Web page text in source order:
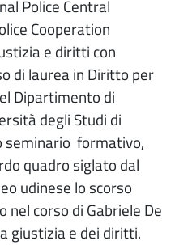
Police Central
Cooperation
e diritti con
di laurea in Diritto per
Dipartimento di
degli Studi di
seminario formativo,
quadro siglato dal
udinese lo scorso
corso di Gabriele De
giustizia e dei diritti.